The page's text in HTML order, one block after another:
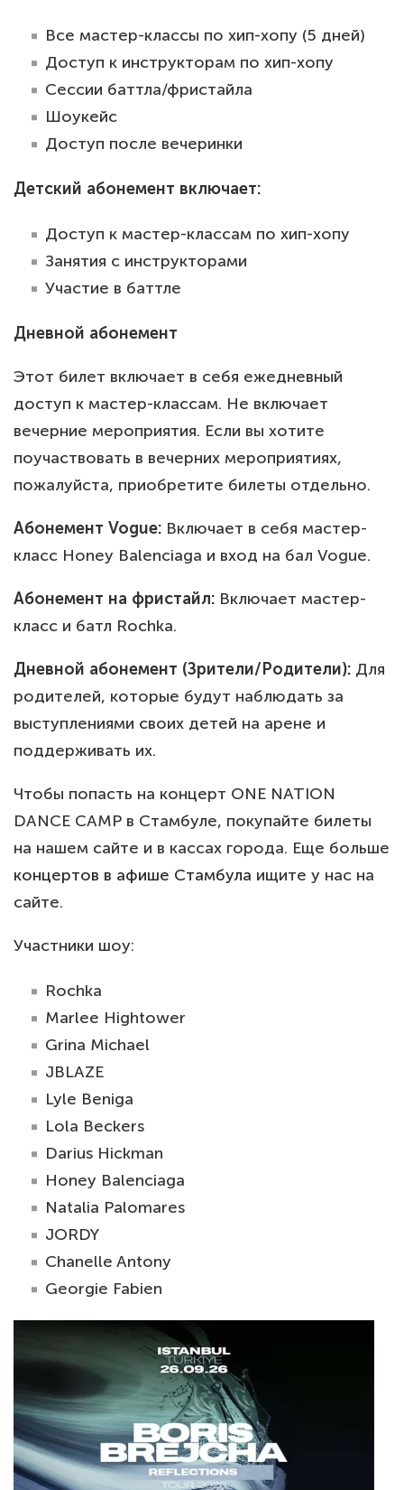
Все мастер-классы по хип-хопу (5 дней)
Доступ к инструкторам по хип-хопу
Сессии баттла/фристайла
Шоукейс
Доступ после вечеринки
Детский абонемент включает:
Доступ к мастер-классам по хип-хопу
Занятия с инструкторами
Участие в баттле
Дневной абонемент
Этот билет включает в себя ежедневный
доступ к мастер-классам. Не включает
вечерние мероприятия. Если вы хотите
поучаствовать в вечерних мероприятиях,
пожалуйста, приобретите билеты отдельно.
Абонемент Vogue: Включает в себя мастер-
класс Honey Balenciaga и вход на бал Vogue.
Абонемент на фристайл: Включает мастер-
класс и батл Rochka.
Дневной абонемент (Зрители/Родители): Для
родителей, которые будут наблюдать за
выступлениями своих детей на арене и
поддерживать их.
Чтобы попасть на концерт ONE NATION
DANCE CAMP в Стамбуле, покупайте билеты
на нашем сайте и в кассах города. Еще больше
концертов в афише Стамбула ищите у нас на
сайте.
Участники шоу:
Rochka
Marlee Hightower
Grina Michael
JBLAZE
Lyle Beniga
Lola Beckers
Darius Hickman
Honey Balenciaga
Natalia Palomares
JORDY
Chanelle Antony
Georgie Fabien